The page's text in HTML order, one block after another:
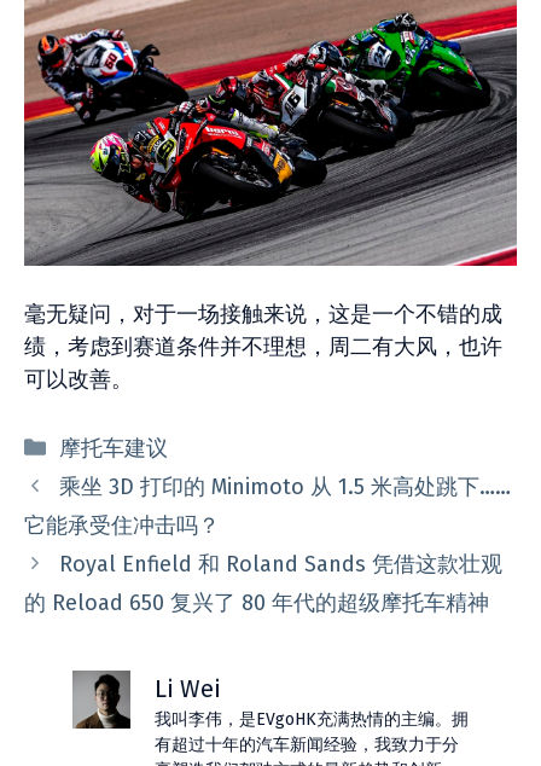
毫无疑问，对于一场接触来说，这是一个不错的成
绩，考虑到赛道条件并不理想，周二有大风，也许
可以改善。
分
类
摩托车建议
乘坐 3D 打印的 Minimoto 从 1.5 米高处跳下……
它能承受住冲击吗？
Royal Enfield 和 Roland Sands 凭借这款壮观
的 Reload 650 复兴了 80 年代的超级摩托车精神
Li Wei
我叫李伟，是EVgoHK充满热情的主编。拥
有超过十年的汽车新闻经验，我致力于分